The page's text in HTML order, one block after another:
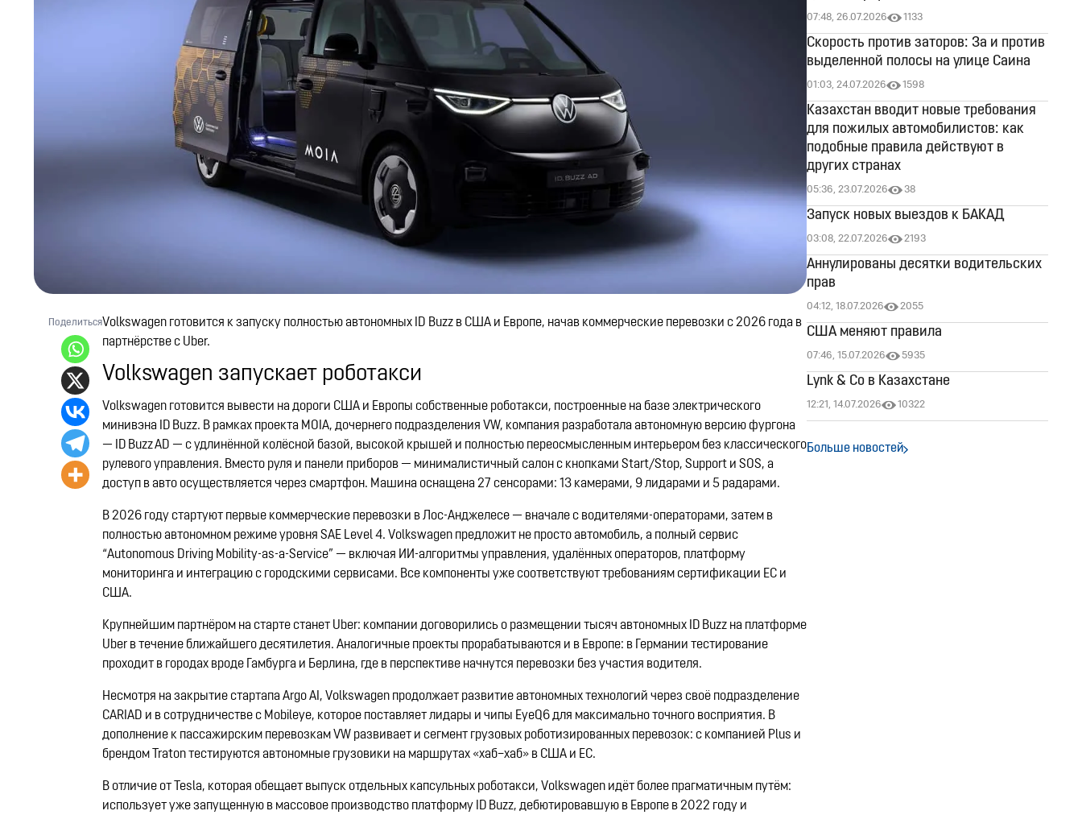
ПоделитьсяVolkswagen готовится к запуску полностью автономных ID Buzz в США и Европе, начав коммерческие перевозки с 2026 года в
партнёрстве с Uber.
Volkswagen запускает роботакси
Volkswagen готовится вывести на дороги США и Европы собственные роботакси, построенные на базе электрического
минивэна ID Buzz. В рамках проекта MOIA, дочернего подразделения VW, компания разработала автономную версию фургона
— ID Buzz AD — с удлинённой колёсной базой, высокой крышей и полностью переосмысленным интерьером без классического
рулевого управления. Вместо руля и панели приборов — минималистичный салон с кнопками Start/Stop, Support и SOS, а
доступ в авто осуществляется через смартфон. Машина оснащена 27 сенсорами: 13 камерами, 9 лидарами и 5 радарами.
В 2026 году стартуют первые коммерческие перевозки в Лос-Анджелесе — вначале с водителями-операторами, затем в
полностью автономном режиме уровня SAE Level 4. Volkswagen предложит не просто автомобиль, а полный сервис
“Autonomous Driving Mobility-as-a-Service” — включая ИИ-алгоритмы управления, удалённых операторов, платформу
мониторинга и интеграцию с городскими сервисами. Все компоненты уже соответствуют требованиям сертификации ЕС и
США.
Крупнейшим партнёром на старте станет Uber: компании договорились о размещении тысяч автономных ID Buzz на платформе
Uber в течение ближайшего десятилетия. Аналогичные проекты прорабатываются и в Европе: в Германии тестирование
проходит в городах вроде Гамбурга и Берлина, где в перспективе начнутся перевозки без участия водителя.
Несмотря на закрытие стартапа Argo AI, Volkswagen продолжает развитие автономных технологий через своё подразделение
CARIAD и в сотрудничестве с Mobileye, которое поставляет лидары и чипы EyeQ6 для максимально точного восприятия. В
дополнение к пассажирским перевозкам VW развивает и сегмент грузовых роботизированных перевозок: с компанией Plus и
брендом Traton тестируются автономные грузовики на маршрутах «хаб–хаб» в США и ЕС.
В отличие от Tesla, которая обещает выпуск отдельных капсульных роботакси, Volkswagen идёт более прагматичным путём:
использует уже запущенную в массовое производство платформу ID Buzz, дебютировавшую в Европе в 2022 году и
07:48, 26.07.2026 1133
Скорость против заторов: За и против
выделенной полосы на улице Саина
01:03, 24.07.2026 1598
Казахстан вводит новые требования
для пожилых автомобилистов: как
подобные правила действуют в
других странах
05:36, 23.07.2026 38
Запуск новых выездов к БАКАД
03:08, 22.07.2026 2193
Аннулированы десятки водительских
прав
04:12, 18.07.2026 2055
США меняют правила
07:46, 15.07.2026 5935
Lynk & Co в Казахстане
12:21, 14.07.2026 10322
Больше новостей